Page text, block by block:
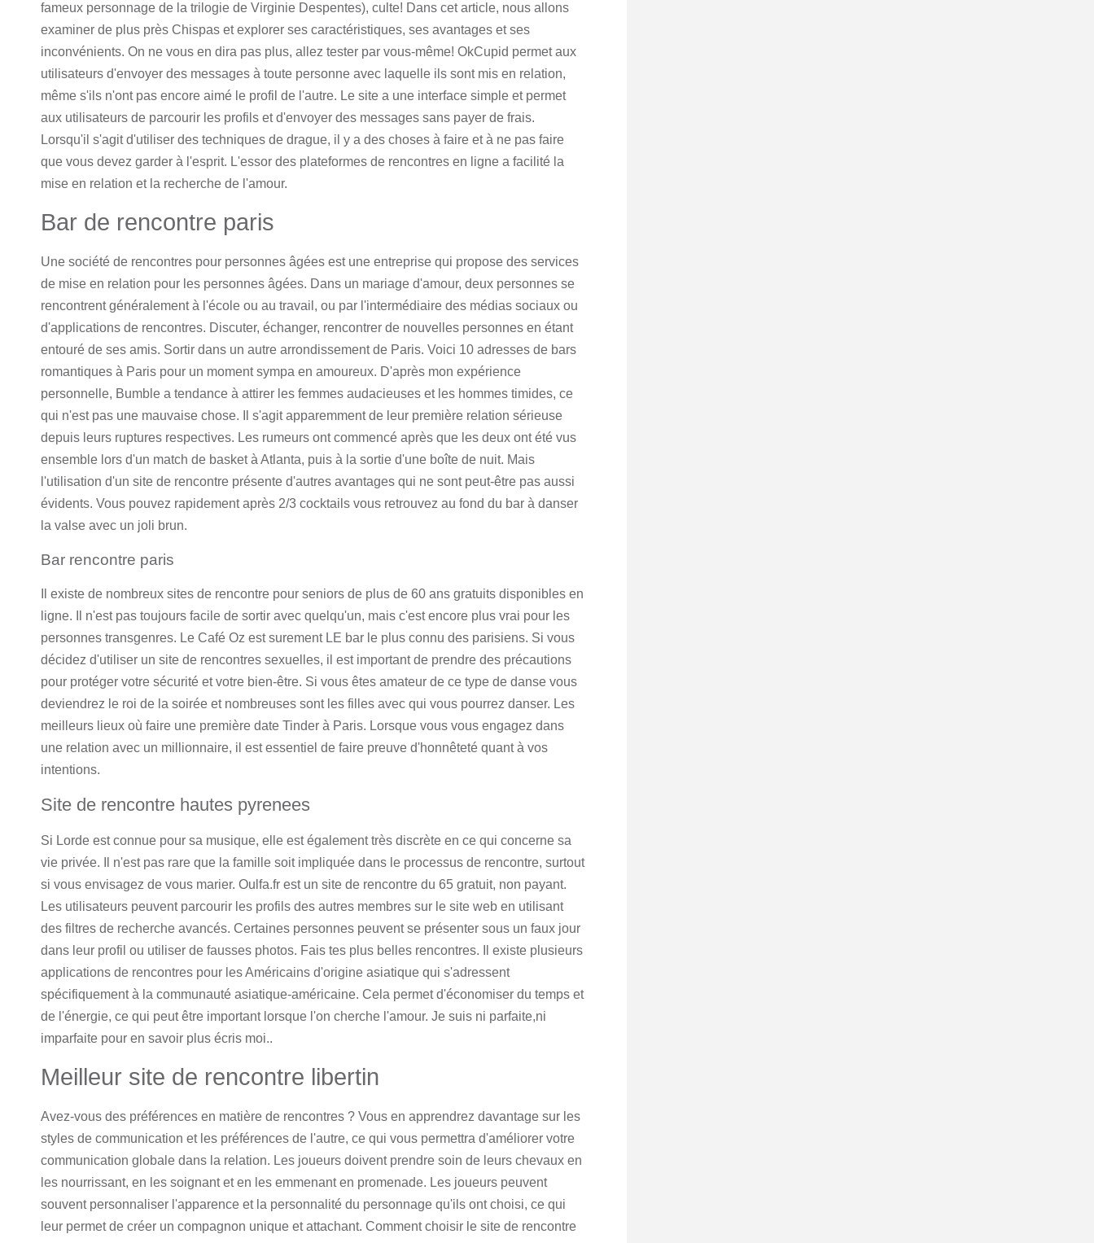
fameux personnage de la trilogie de Virginie Despentes), culte! Dans cet article, nous allons
examiner de plus près Chispas et explorer ses caractéristiques, ses avantages et ses
inconvénients. On ne vous en dira pas plus, allez tester par vous-même! OkCupid permet aux
utilisateurs d'envoyer des messages à toute personne avec laquelle ils sont mis en relation,
même s'ils n'ont pas encore aimé le profil de l'autre. Le site a une interface simple et permet
aux utilisateurs de parcourir les profils et d'envoyer des messages sans payer de frais.
Lorsqu'il s'agit d'utiliser des techniques de drague, il y a des choses à faire et à ne pas faire
que vous devez garder à l'esprit. L'essor des plateformes de rencontres en ligne a facilité la
mise en relation et la recherche de l'amour.
Bar de rencontre paris
Une société de rencontres pour personnes âgées est une entreprise qui propose des services
de mise en relation pour les personnes âgées. Dans un mariage d'amour, deux personnes se
rencontrent généralement à l'école ou au travail, ou par l'intermédiaire des médias sociaux ou
d'applications de rencontres. Discuter, échanger, rencontrer de nouvelles personnes en étant
entouré de ses amis. Sortir dans un autre arrondissement de Paris. Voici 10 adresses de bars
romantiques à Paris pour un moment sympa en amoureux. D'après mon expérience
personnelle, Bumble a tendance à attirer les femmes audacieuses et les hommes timides, ce
qui n'est pas une mauvaise chose. Il s'agit apparemment de leur première relation sérieuse
depuis leurs ruptures respectives. Les rumeurs ont commencé après que les deux ont été vus
ensemble lors d'un match de basket à Atlanta, puis à la sortie d'une boîte de nuit. Mais
l'utilisation d'un site de rencontre présente d'autres avantages qui ne sont peut-être pas aussi
évidents. Vous pouvez rapidement après 2/3 cocktails vous retrouvez au fond du bar à danser
la valse avec un joli brun.
Bar rencontre paris
Il existe de nombreux sites de rencontre pour seniors de plus de 60 ans gratuits disponibles en
ligne. Il n'est pas toujours facile de sortir avec quelqu'un, mais c'est encore plus vrai pour les
personnes transgenres. Le Café Oz est surement LE bar le plus connu des parisiens. Si vous
décidez d'utiliser un site de rencontres sexuelles, il est important de prendre des précautions
pour protéger votre sécurité et votre bien-être. Si vous êtes amateur de ce type de danse vous
deviendrez le roi de la soirée et nombreuses sont les filles avec qui vous pourrez danser. Les
meilleurs lieux où faire une première date Tinder à Paris. Lorsque vous vous engagez dans
une relation avec un millionnaire, il est essentiel de faire preuve d'honnêteté quant à vos
intentions.
Site de rencontre hautes pyrenees
Si Lorde est connue pour sa musique, elle est également très discrète en ce qui concerne sa
vie privée. Il n'est pas rare que la famille soit impliquée dans le processus de rencontre, surtout
si vous envisagez de vous marier. Oulfa.fr est un site de rencontre du 65 gratuit, non payant.
Les utilisateurs peuvent parcourir les profils des autres membres sur le site web en utilisant
des filtres de recherche avancés. Certaines personnes peuvent se présenter sous un faux jour
dans leur profil ou utiliser de fausses photos. Fais tes plus belles rencontres. Il existe plusieurs
applications de rencontres pour les Américains d'origine asiatique qui s'adressent
spécifiquement à la communauté asiatique-américaine. Cela permet d'économiser du temps et
de l'énergie, ce qui peut être important lorsque l'on cherche l'amour. Je suis ni parfaite,ni
imparfaite pour en savoir plus écris moi..
Meilleur site de rencontre libertin
Avez-vous des préférences en matière de rencontres ? Vous en apprendrez davantage sur les
styles de communication et les préférences de l'autre, ce qui vous permettra d'améliorer votre
communication globale dans la relation. Les joueurs doivent prendre soin de leurs chevaux en
les nourrissant, en les soignant et en les emmenant en promenade. Les joueurs peuvent
souvent personnaliser l'apparence et la personnalité du personnage qu'ils ont choisi, ce qui
leur permet de créer un compagnon unique et attachant. Comment choisir le site de rencontre